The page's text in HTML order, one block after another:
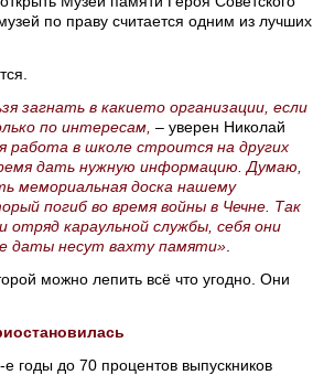
по праву считается одним из лучших
загнать в какието организации, если
по интересам, – уверен Николай
работа в школе строится на других
дать нужную информацию. Думаю,
мемориальная доска нашему
погиб во время войны в Чечне. Так
отряд караульной службы, себя они
даты несут вахту памяти»
можно лепить всё что угодно. Они
годы до 70 процентов выпускников